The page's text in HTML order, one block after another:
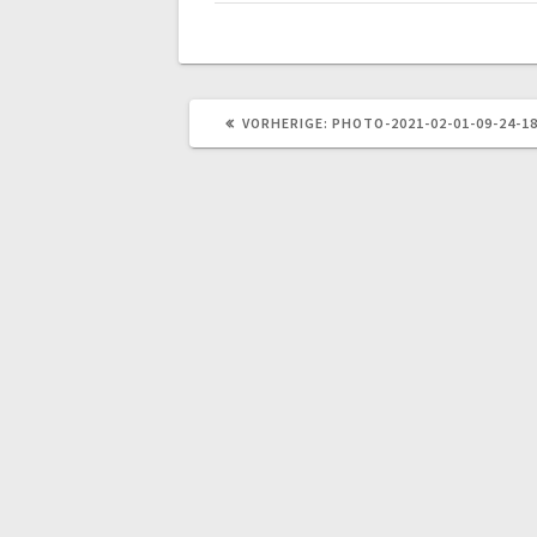
VORHERIGE: VORHERIGER
PHOTO-2021-02-01-09-24-